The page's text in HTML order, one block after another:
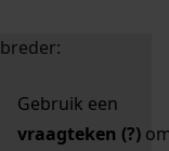
breder:
Gebruik een
vraagteken (?)